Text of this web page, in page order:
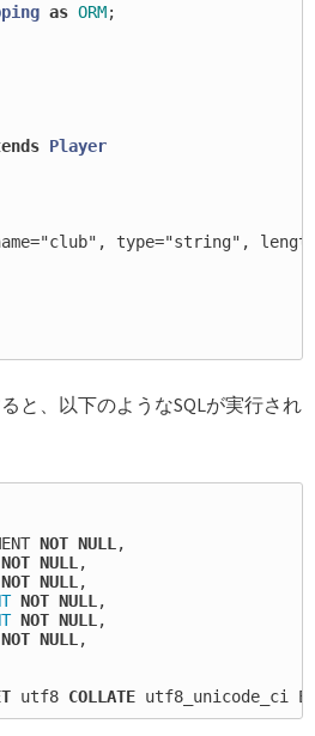
as ORM;
Player
type="string",
と、以下のようなSQLが実行され
NOT NULL ,
NOT NULL ,
NOT NULL ,
NOT NULL ,
NOT NULL ,
NOT NULL ,
utf8 COLLATE utf8_unicode_ci